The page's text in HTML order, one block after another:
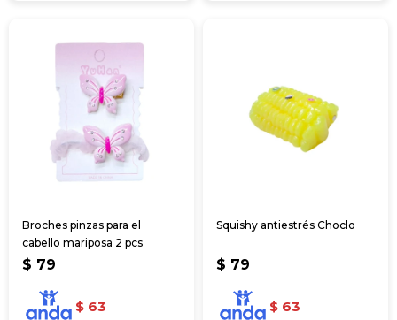
Broches pinzas para el
cabello mariposa 2 pcs
$ 79
$ 63
Squishy antiestrés Choclo
$ 79
$ 63